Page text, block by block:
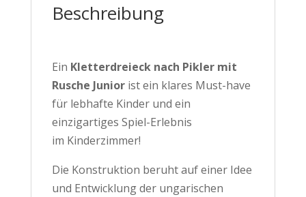
Beschreibung
Ein Kletterdreieck nach Pikler mit
Rusche Juniorist ein klares Must-have
fürlebhafte Kinder und ein
einzigartiges Spiel-Erlebnis
im Kinderzimmer!
Die Konstruktion beruht auf einer Idee
und Entwicklung der ungarischen